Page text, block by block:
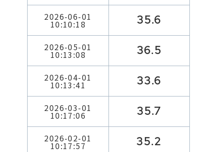
2026-06-01
10:10:18 35.6
2026-05-01
10:13:08 36.5
2026-04-01
10:13:41 33.6
2026-03-01
10:17:06 35.7
2026-02-01
10:17:57 35.2